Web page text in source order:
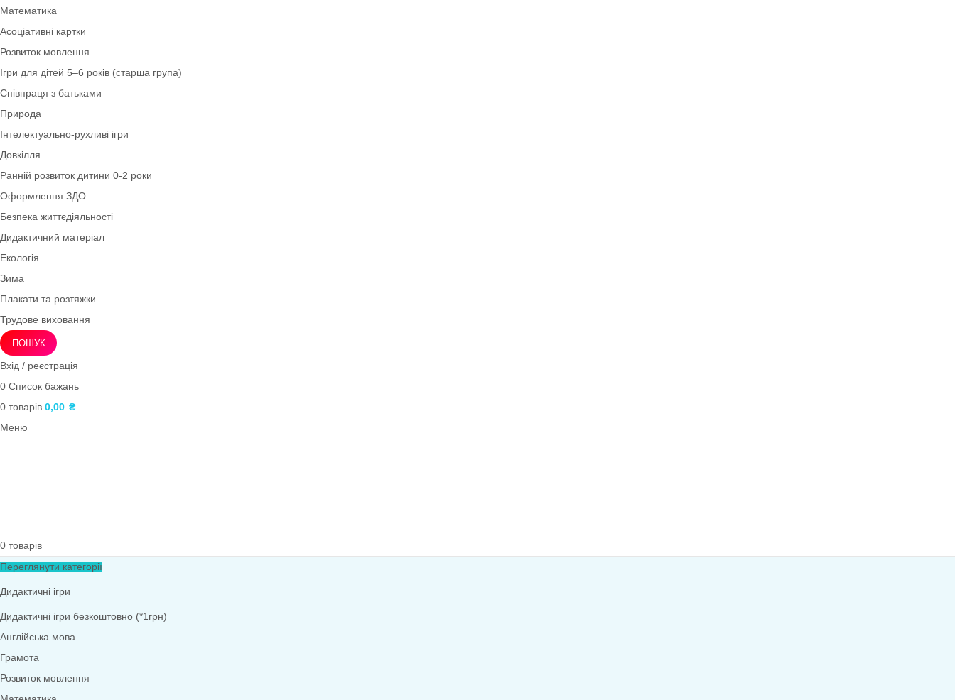
Народознавство
Кубики Блума
Музичне виховання
Лепбуки
Класична колекція
Дидактичні ігри
Ігри для дітей 3–4 років (молодша група)
Картотеки
Асоціативні картки
Розвиток мовлення
Ігри для дітей 5–6 років (старша група)
Співпраця з батьками
Природа
Інтелектуально-рухливі ігри
Ранній розвиток дитини 0-2 роки
Зима
Плакати та розтяжки
Трудове виховання
ПОШУК
Вхід / реєстрація
0